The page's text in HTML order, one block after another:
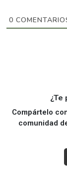
0
Compártelo
comunidad